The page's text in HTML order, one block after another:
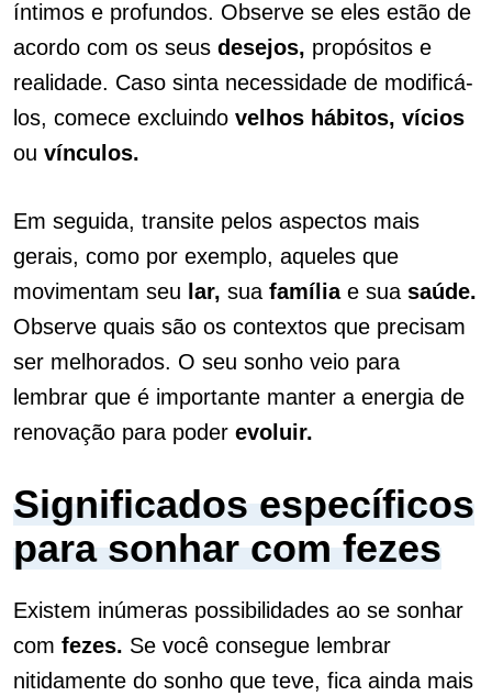
íntimos e profundos. Observe se eles estão de
acordo com os seus desejos, propósitos e
realidade. Caso sinta necessidade de modificá-
los, comece excluindo velhos hábitos, vícios
ou vínculos.
Em seguida, transite pelos aspectos mais
gerais, como por exemplo, aqueles que
movimentam seu lar, sua famíliae sua saúde.
Observe quais são os contextos que precisam
ser melhorados. O seu sonho veio para
lembrar que é importante manter a energia de
renovação para poder evoluir.
Significados específicos
para sonhar com fezes
Existem inúmeras possibilidades ao se sonhar
com fezes. Se você consegue lembrar
nitidamente do sonho que teve, fica ainda mais